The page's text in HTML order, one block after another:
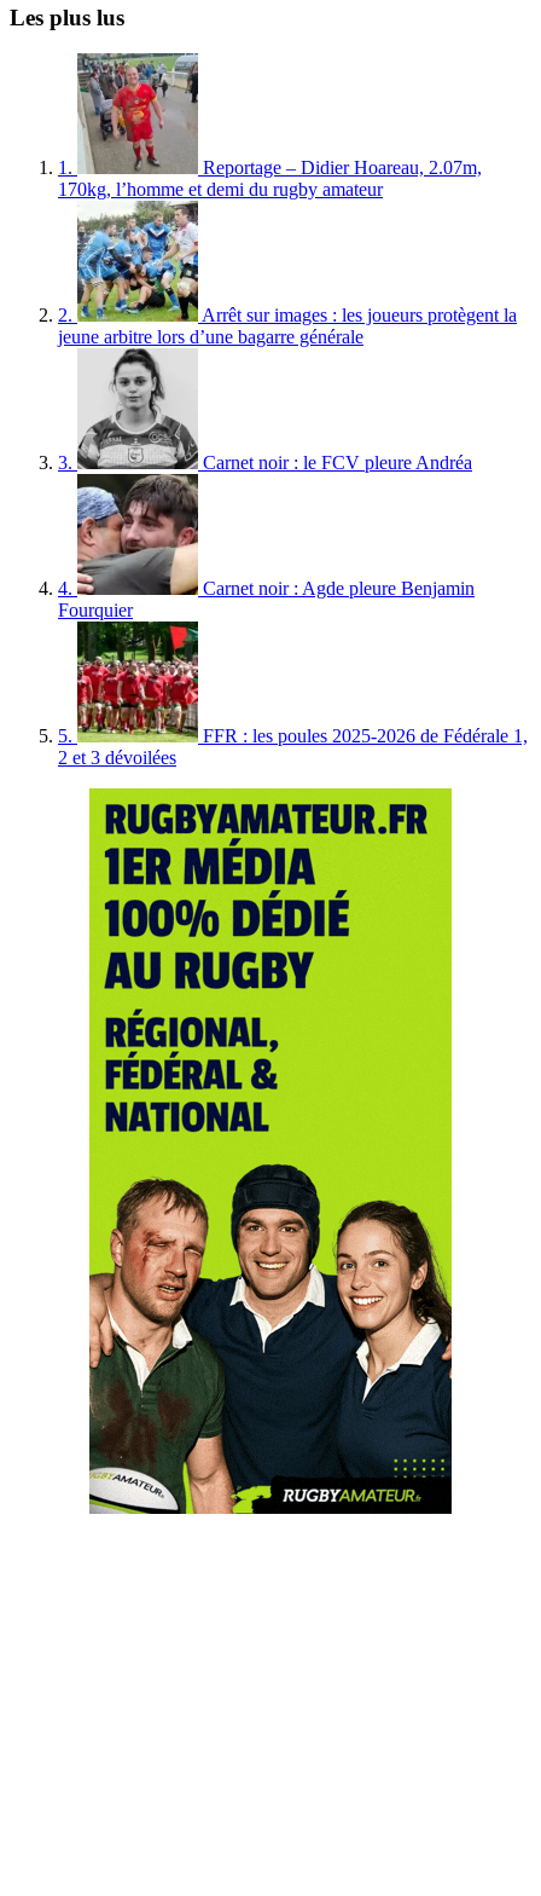
Les plus lus
1.
Reportage – Didier Hoareau, 2.07m,
170kg, l’homme et demi du rugby amateur
2.
Arrêt sur images : les joueurs protègent la
jeune arbitre lors d’une bagarre générale
3. Carnet noir : le FCV pleure Andréa
4.
Carnet noir : Agde pleure Benjamin
Fourquier
5.
FFR : les poules 2025-2026 de Fédérale 1,
2 et 3 dévoilées